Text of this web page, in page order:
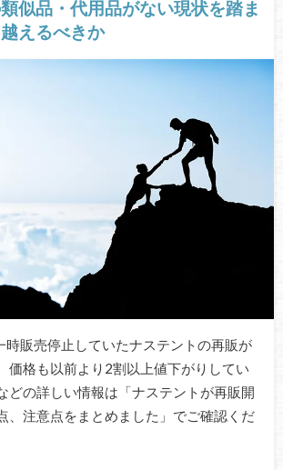
似品・代用品がない現状を踏ま
えるべきか
販売停止していたナステントの再販が
価格も以前より2割以上値下がりしてい
どの詳しい情報は「ナステントが再販開
、注意点をまとめました」でご確認くだ